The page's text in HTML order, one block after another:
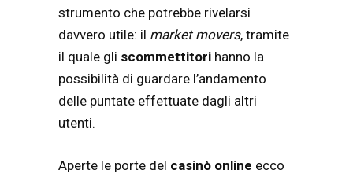
strumento che potrebbe rivelarsi
davvero utile: il market movers, tramite
il quale gli scommettitori hanno la
possibilità di guardare l’andamento
delle puntate effettuate dagli altri
utenti.
Aperte le porte del casinò online ecco